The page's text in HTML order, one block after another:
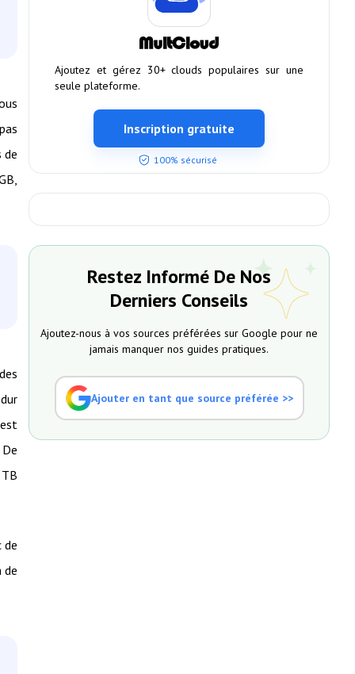
de
de
de
Ajoutez et gérez 30+ clouds populaires sur une
seule plateforme.
Inscription gratuite
100% sécurisé
Restez Informé De Nos
Derniers Conseils
Ajoutez-nous à vos sources préférées sur Google pour ne
jamais manquer nos guides pratiques.
Ajouter en tant que source préférée >>